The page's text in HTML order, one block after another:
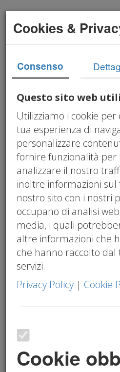
green
03/12/2025 12:00 am
Vogliamo sengnalare
un bando dalla Regione
sostenere le aziende
di competenze digitali e
I punti principali del
imprese con sede
transizione ecologica.
✅Contributo
perduto, coprendo
Cookies &
Consenso
Questo sito web
Utilizziamo i cookie
tua esperienza di
personalizzare
fornire funzionalità per
analizzare il nostro
inoltre informazioni sul
nostro sito con i nostri
occupano di analisi
media, i quali
altre informazioni che
che hanno raccolto
servizi.
Privacy Policy | Cookie
Cookie